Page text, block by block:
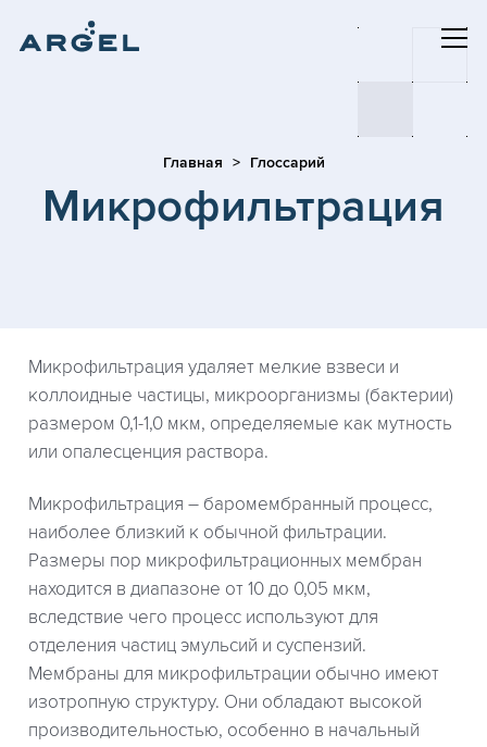
Главная Глоссарий
Микрофильтрация
Микрофильтрация удаляет мелкие взвеси и
коллоидные частицы, микроорганизмы (бактерии)
размером 0,1-1,0 мкм, определяемые как мутность
или опалесценция раствора.
Микрофильтрация – баромембранный процесс,
наиболее близкий к обычной фильтрации.
Размеры пор микрофильтрационных мембран
находится в диапазоне от 10 до 0,05 мкм,
вследствие чего процесс используют для
отделения частиц эмульсий и суспензий.
Мембраны для микрофильтрации обычно имеют
изотропную структуру. Они обладают высокой
производительностью, особенно в начальный